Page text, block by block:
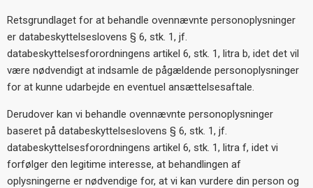
Retsgrundlaget for at behandle ovennævnte personoplysninger
er databeskyttelseslovens § 6, stk. 1, jf.
databeskyttelsesforordningens artikel 6, stk. 1, litra b, idet det vil
være nødvendigt at indsamle de pågældende personoplysninger
for at kunne udarbejde en eventuel ansættelsesaftale.
Derudover kan vi behandle ovennævnte personoplysninger
baseret på databeskyttelseslovens § 6, stk. 1, jf.
databeskyttelsesforordningens artikel 6, stk. 1, litra f, idet vi
forfølger den legitime interesse, at behandlingen af
oplysningerne er nødvendige for, at vi kan vurdere din person og